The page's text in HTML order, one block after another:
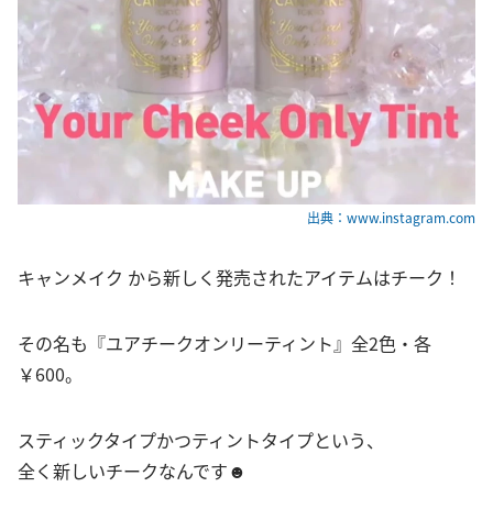
出典：www.instagram.com
キャンメイク から新しく発売されたアイテムはチーク！
その名も『ユアチークオンリーティント』全2色・各
￥600。
スティックタイプかつティントタイプという、
全く新しいチークなんです☻